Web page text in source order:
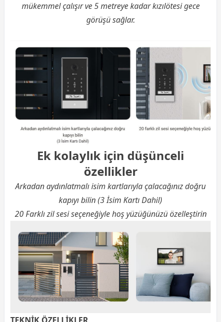
mükemmel çalışır ve 5 metreye kadar kızılötesi gece
görüşü sağlar.
Ek kolaylık için düşünceli
özellikler
Arkadan aydınlatmalı isim kartlarıyla çalacağınız doğru
kapıyı bilin (3 İsim Kartı Dahil)
20 Farklı zil sesi seçeneğiyle hoş yüzüğünüzü özelleştirin